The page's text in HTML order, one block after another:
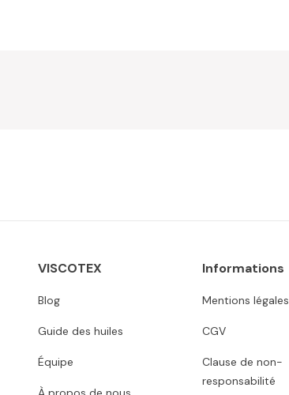
VISCOTEX
Blog
Guide des huiles
Équipe
Informations
Mentions légales
CGV
Clause de non-
responsabilité